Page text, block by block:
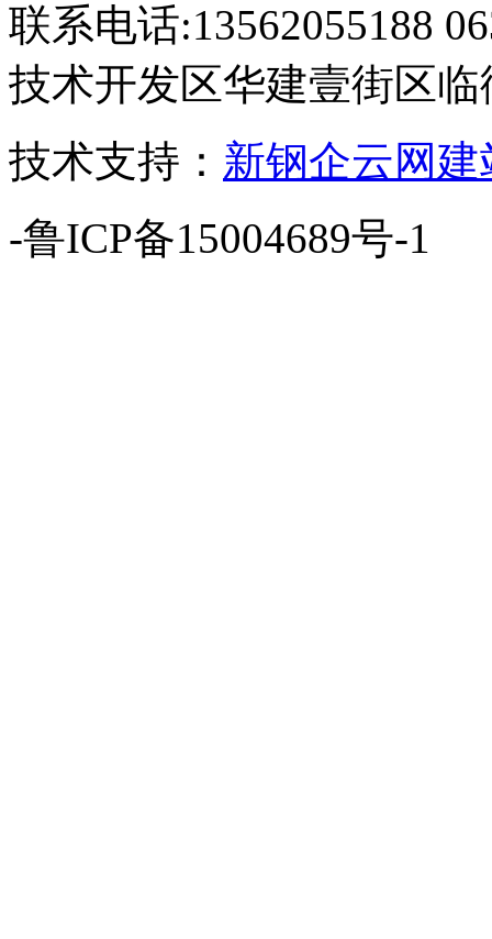
联系电话:13562055188
技术开发区华建壹街区
技术支持： 新钢企云网
-鲁ICP备15004689号-1